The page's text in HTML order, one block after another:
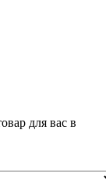
для вас в